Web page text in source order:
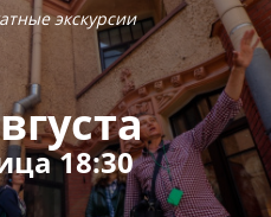
экскурсии
18:30